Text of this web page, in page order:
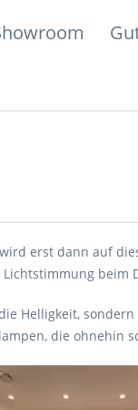
erst dann auf
Helligkeit,
die ohnehin